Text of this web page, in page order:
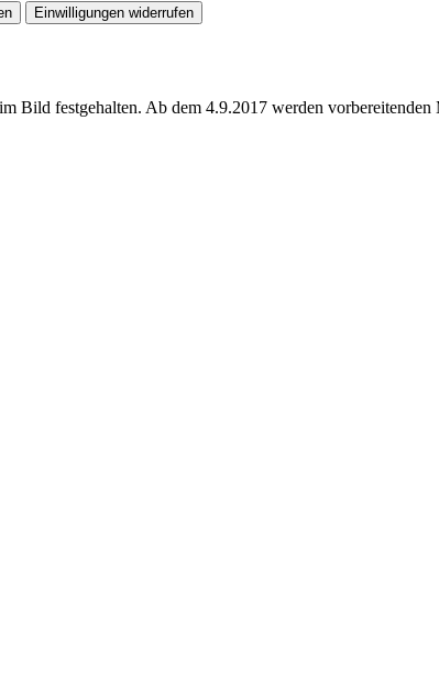
Einwilligungen widerrufen
Bild festgehalten. Ab dem 4.9.2017 werden